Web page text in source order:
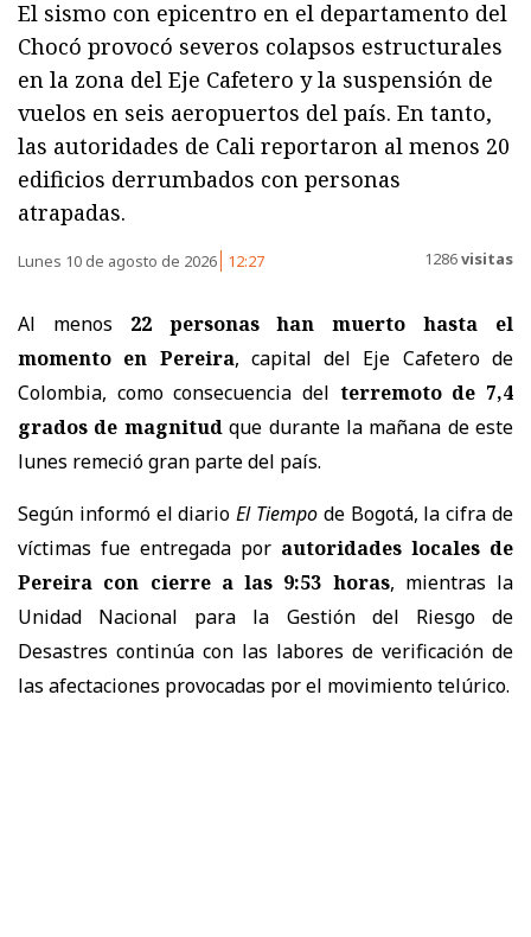
El sismo con epicentro en el departamento del
Chocó provocó severos colapsos estructurales
en la zona del Eje Cafetero y la suspensión de
vuelos en seis aeropuertos del país. En tanto,
las autoridades de Cali reportaron al menos 20
edificios derrumbados con personas
atrapadas.
Lunes 10 de agosto de 2026 12:27 1286visitas
Al menos 22 personas han muerto hasta el
momento en Pereira, capital del Eje Cafetero de
Colombia, como consecuencia del terremoto de 7,4
grados de magnitudque durante la mañana de este
lunes remeció gran parte del país.
Según informó el diarioEl Tiempo de Bogotá, la cifra de
víctimas fue entregada por autoridades locales de
Pereira con cierre a las 9:53 horas, mientras la
Unidad Nacional para la Gestión del Riesgo de
Desastres continúa con las labores de verificación de
las afectaciones provocadas por el movimiento telúrico.